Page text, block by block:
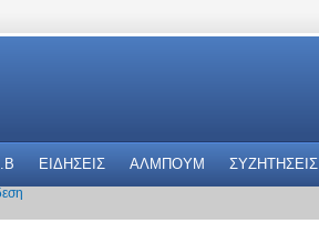
ΕΙΔΗΣΕΙΣ ΑΛΜΠΟΥΜ ΣΥΖΗΤΗΣΕΙΣ